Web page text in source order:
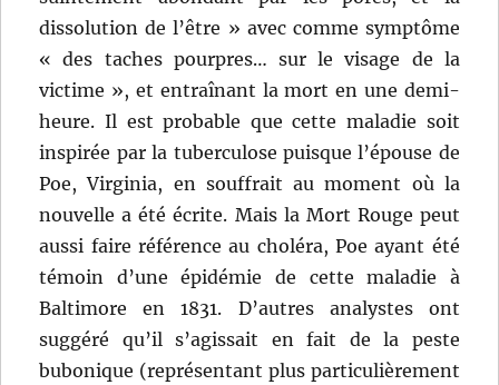
dissolution de l’être » avec comme symptôme
« des taches pourpres… sur le visage de la
victime », et entraînant la mort en une demi-
heure. Il est probable que cette maladie soit
inspirée par la tuberculose puisque l’épouse de
Poe, Virginia, en souffrait au moment où la
nouvelle a été écrite. Mais la Mort Rouge peut
aussi faire référence au choléra, Poe ayant été
témoin d’une épidémie de cette maladie à
Baltimore en 1831. D’autres analystes ont
suggéré qu’il s’agissait en fait de la peste
bubonique (représentant plus particulièrement